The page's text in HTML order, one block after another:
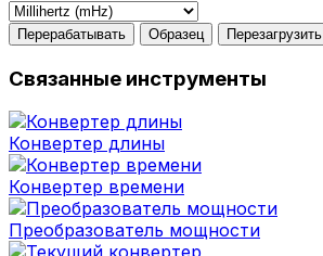
Перерабатывать Образец Перезагрузить
Связанные инструменты
Конвертер длины
Конвертер времени
Преобразователь мощности